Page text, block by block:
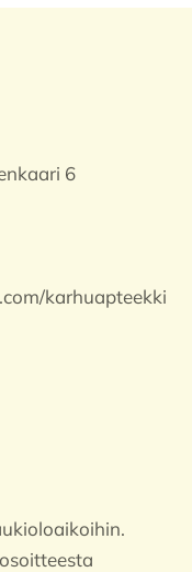
6
karhuapteekki